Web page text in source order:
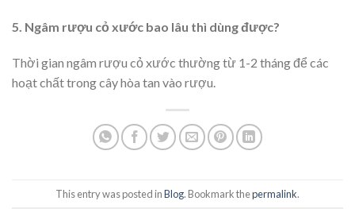
5. Ngâm rượu cỏ xước bao lâu thì dùng được?
Thời gian ngâm rượu cỏ xước thường từ 1-2 tháng để các
hoạt chất trong cây hòa tan vào rượu.
This entry was posted inBlog. Bookmark thepermalink.